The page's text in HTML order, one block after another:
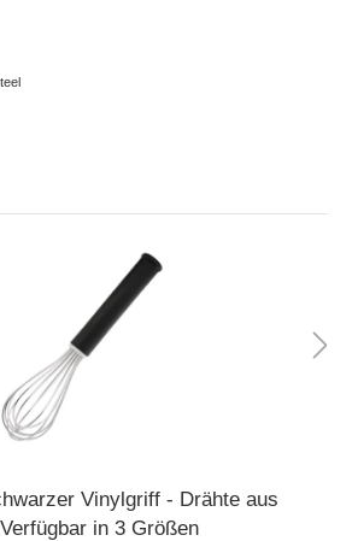
Vinylgriff - Drähte aus
in 3 Größen